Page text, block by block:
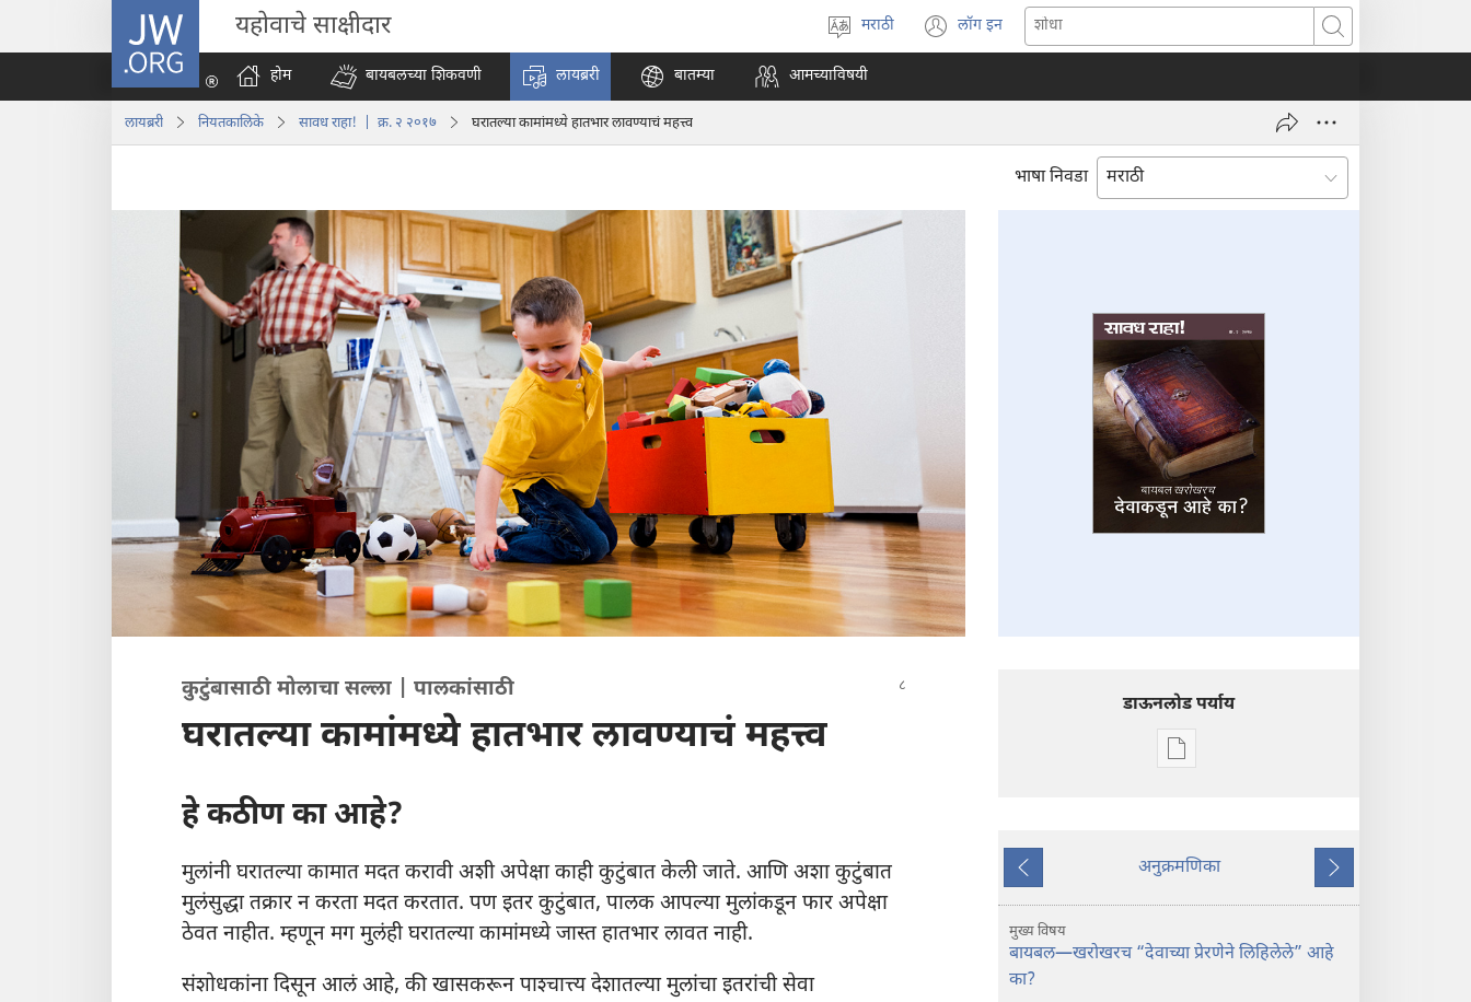
JW.ORG यहोवाचे साक्षीदार
निवडा
मराठी लॉग इन
(opens
new
शोधा
होम बायबलच्या शिकवणी लायब्ररी बातम्या आमच्याविषयी
लायब्ररी नियतकालिके सावध राहा! | क्र. २ २०१७ घरातल्या कामांमध्ये हातभार लावण्याचं महत्त्व
भाषा निवडा
कुटुंबासाठी मोलाचा सल्ला | पालकांसाठी
घरातल्या कामांमध्ये हातभार लावण्याचं महत्त्व
हे कठीण का आहे?
मुलांनी घरातल्या कामात मदत करावी अशी अपेक्षा काही कुटुंबात केली जाते. आणि अशा कुटुंबात
मुलंसुद्धा तक्रार न करता मदत करतात. पण इतर कुटुंबात, पालक आपल्या मुलांकडून फार अपेक्षा
ठेवत नाहीत. म्हणून मग मुलंही घरातल्या कामांमध्ये जास्त हातभार लावत नाही.
संशोधकांना दिसून आलं आहे, की खासकरून पाश्‍चात्त्य देशातल्या मुलांचा इतरांची सेवा
डाऊनलोड पर्याय
डिजिटल
पर्याय
बायबल
आधीचा
लेख
अनुक्रमणिका
पुढचा
लेख
मुख्य विषय
बायबल—खरोखरच “देवाच्या प्रेरणेने लिहिलेले” आहे
का?